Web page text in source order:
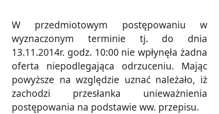
W przedmiotowym postępowaniu w
wyznaczonym terminie tj. do dnia
13.11.2014r. godz. 10:00 nie wpłynęła żadna
oferta niepodlegająca odrzuceniu. Mając
powyższe na względzie uznać należało, iż
zachodzi przesłanka unieważnienia
postępowania na podstawie ww. przepisu.